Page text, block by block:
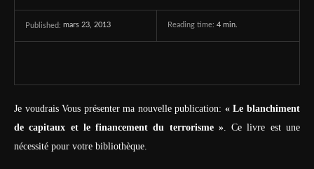
Published: mars 23, 2013 Reading time: 4 min.
Je voudrais Vous présenter ma nouvelle publication: « Le blanchiment
de capitaux et le financement du terrorisme ». Ce livre est une
nécessité pour votre bibliothèque.